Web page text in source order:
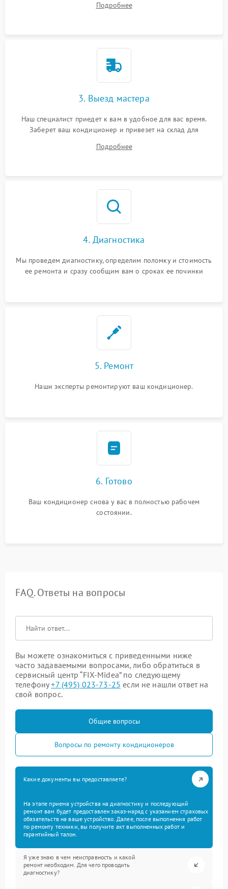
Подробнее
3. Выезд мастера
Наш специалист приедет к вам в удобное для вас время.
Заберет ваш кондиционер и привезет на склад для
Подробнее
4. Диагностика
Мы проведем диагностику, определим поломку и стоимость
ее ремонта и сразу сообщим вам о сроках ее починки
5. Ремонт
Наши эксперты ремонтируют ваш кондиционер.
6. Готово
Ваш кондиционер снова у вас в полностью рабочем
состоянии.
FAQ. Ответы на вопросы
Вы можете ознакомиться с приведенными ниже
часто задаваемыми вопросами, либо обратиться в
сервисный центр “FIX-Midea” по следующему
телефону+7 (495) 023-73-25 если не нашли ответ на
свой вопрос.
Общие вопросы
Вопросы по ремонту кондиционеров
Какие документы вы предоставляете?
На этапе приема устройства на диагностику и последующий
ремонт вам будет предоставлен заказ-наряд с указанием страховых
обязательств на ваше устройство. Далее, после выполнения работ
по ремонту техники, вы получите акт выполненных работ и
гарантийный талон.
Я уже знаю в чем неисправность и какой
ремонт необходим. Для чего проводить
диагностику?